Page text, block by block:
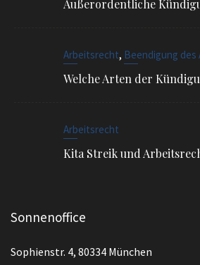
Kita Streik und
Sophienstr. 4, 80334 München
089 / 3836 7020